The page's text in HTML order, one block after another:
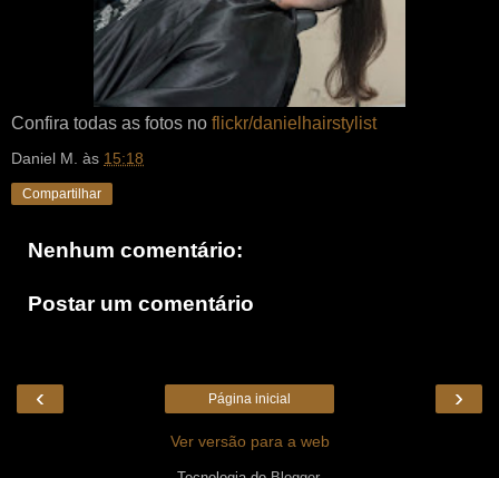
Confira todas as fotos no flickr/danielhairstylist
Daniel M. às 15:18
Compartilhar
Nenhum comentário:
Postar um comentário
‹ ›
Página inicial
Ver versão para a web